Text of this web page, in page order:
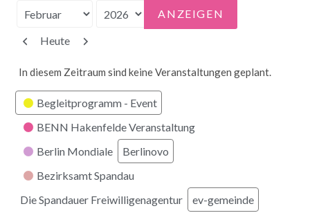
Monat
Jahr
Zurück
Heute Weiter
In diesem Zeitraum sind keine Veranstaltungen geplant.
Kategorien
Begleitprogramm - Event
BENN Hakenfelde Veranstaltung
Berlin Mondiale
Berlinovo
Bezirksamt Spandau
Die Spandauer Freiwilligenagentur
ev-gemeinde